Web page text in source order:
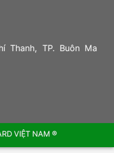
Thanh, TP. Buôn Ma
VIỆT NAM ®